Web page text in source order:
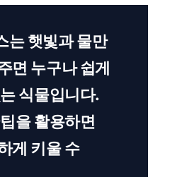
는 햇빛과 물만
면 누구나 쉽게
식물입니다.
을 활용하면
게 키울 수